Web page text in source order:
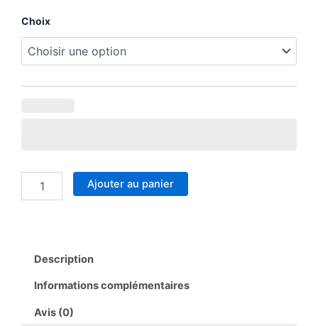
à
22,00 €
Choix
quantité
Kit
lapin
Ajouter au panier
Description
Informations complémentaires
Avis (0)